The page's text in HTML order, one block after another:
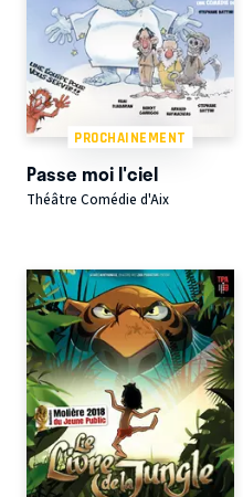
PROCHAINEMENT
Passe moi l'ciel
Théâtre Comédie d'Aix